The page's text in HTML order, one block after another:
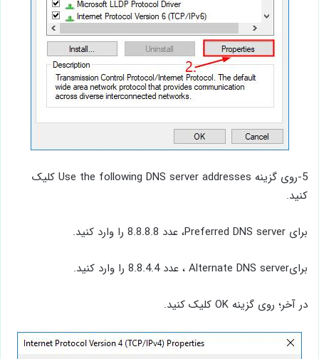
5-روی گزینه Use the following DNS server addresses کلیک
کنید.
برای Preferred DNS server، عدد 8.8.8.8 را وارد کنید.
برایAlternate DNS server ، عدد 8.8.4.4 را وارد کنید.
در آخر؛ روی گزینه OK کلیک کنید.